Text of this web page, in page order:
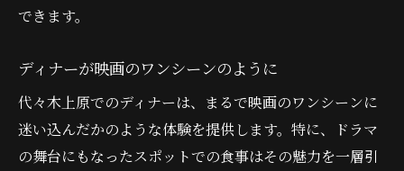
できます。
ディナーが映画のワンシーンのように
代々木上原でのディナーは、まるで映画のワンシーンに
迷い込んだかのような体験を提供します。特に、ドラマ
の舞台にもなったスポットでの食事はその魅力を一層引